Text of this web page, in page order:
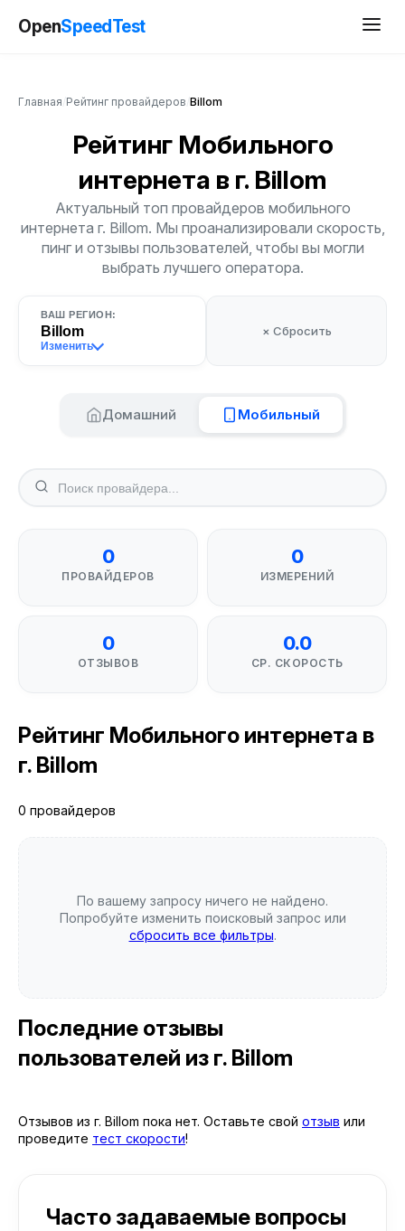
OpenSpeedTest
Главная Рейтинг провайдеров Billom
Рейтинг Мобильного
интернета в г. Billom
Актуальный топ провайдеров мобильного
интернета г. Billom. Мы проанализировали скорость,
пинг и отзывы пользователей, чтобы вы могли
выбрать лучшего оператора.
ВАШ РЕГИОН:
Billom
Изменить
× Сбросить
Домашний Мобильный
0
ПРОВАЙДЕРОВ
0
ИЗМЕРЕНИЙ
0
ОТЗЫВОВ
0.0
СР. СКОРОСТЬ
Рейтинг Мобильного интернета в
г. Billom
0 провайдеров
По вашему запросу ничего не найдено.
Попробуйте изменить поисковый запрос или
сбросить все фильтры.
Последние отзывы
пользователей из г. Billom
Отзывов из г. Billom пока нет. Оставьте свой отзыв или
проведите тест скорости!
Часто задаваемые вопросы